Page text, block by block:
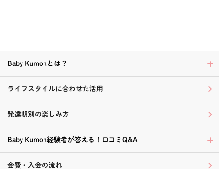
Baby Kumonとは？
ライフスタイルに合わせた活用
発達期別の楽しみ方
Baby Kumon経験者が答える！口コミQ&A
会費・入会の流れ